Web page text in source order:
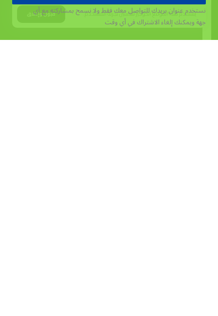
يستخدم هذا الموقع الكوكيز لتحسين تجربة المستخدم. قبول وإغلاق
نستخدم عنوان بريدك للتواصل معك فقط ولا نسمح بمشاركته مع أي
جهةويمكنك إلغاء الاشتراك في أي وقت